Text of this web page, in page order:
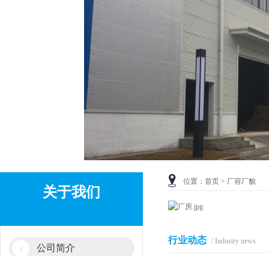
关于我们
公司简介
位置： 首页 > 厂容厂貌
行业动态 / Industry news